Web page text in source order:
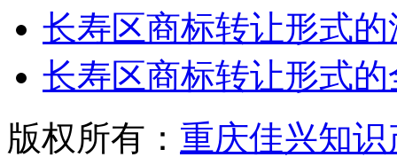
长寿区商标转让形式
长寿区商标转让形式
版权所有： 重庆佳兴知